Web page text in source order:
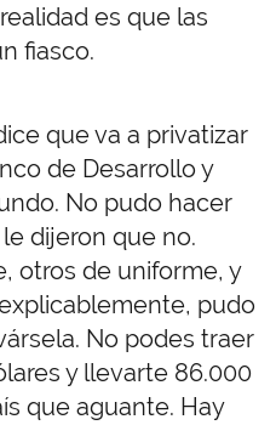
es que las
fiasco.
que va a privatizar
de Desarrollo y
No pudo hacer
dijeron que no.
otros de uniforme, y
pudo
No podes traer
y llevarte 86.000
que aguante. Hay